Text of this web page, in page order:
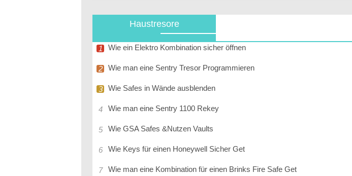
Haustresore
Wie ein Elektro Kombination sicher öffnen
Wie man eine Sentry Tresor Programmieren
Wie Safes in Wände ausblenden
Wie man eine Sentry 1100 Rekey
Wie GSA Safes &Nutzen Vaults
Wie Keys für einen Honeywell Sicher Get
Wie man eine Kombination für einen Brinks Fire Safe Get